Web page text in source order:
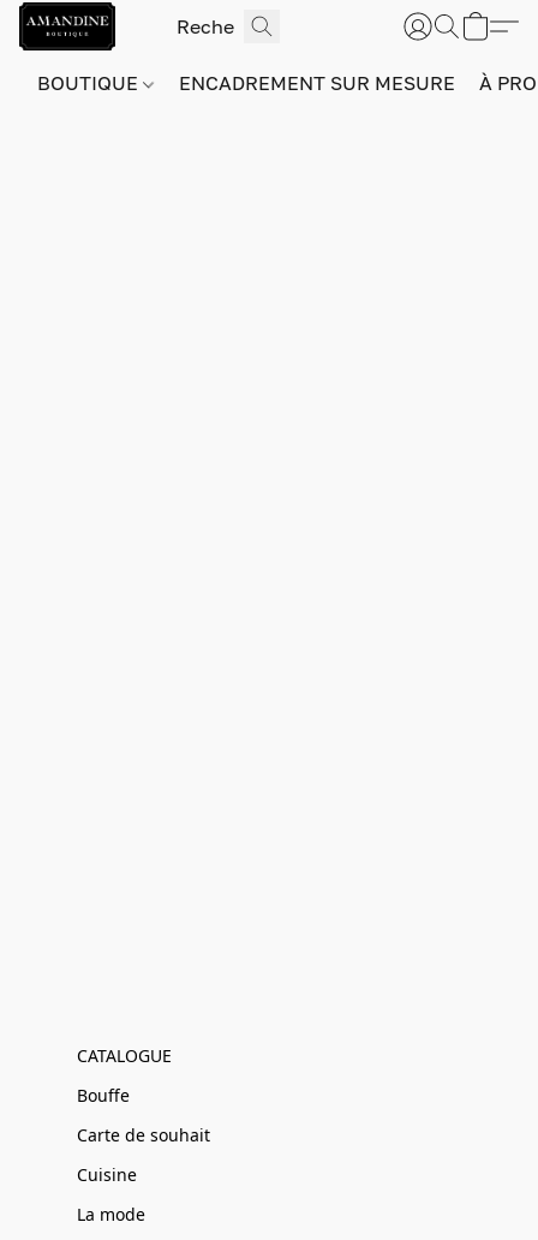
BOUTIQUE ENCADREMENT SUR MESURE À
CATALOGUE
Bouffe
Carte de souhait
Cuisine
La mode